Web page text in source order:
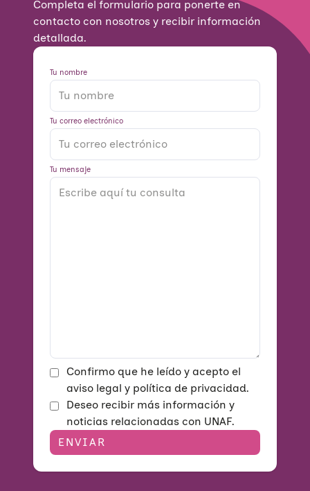
Completa el formulario para ponerte en
contacto con nosotros y recibir información
detallada.
Tu nombre
Tu correo electrónico
Tu mensaje
Confirmo que he leído y acepto el
aviso legal y política de privacidad.
Deseo recibir más información y
noticias relacionadas con UNAF.